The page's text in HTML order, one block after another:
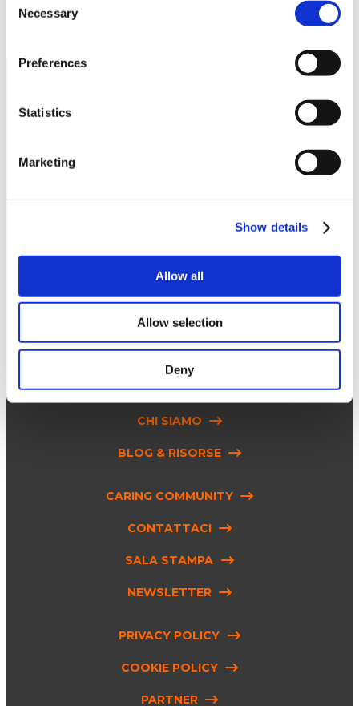
Selection
Necessary
Preferences
Statistics
Marketing
Show details
Allow all
Allow selection
Deny
seguici su
INNOVAZIONE
CHI SIAMO
BLOG & RISORSE
CARING COMMUNITY
CONTATTACI
SALA STAMPA
NEWSLETTER
PRIVACY POLICY
COOKIE POLICY
PARTNER